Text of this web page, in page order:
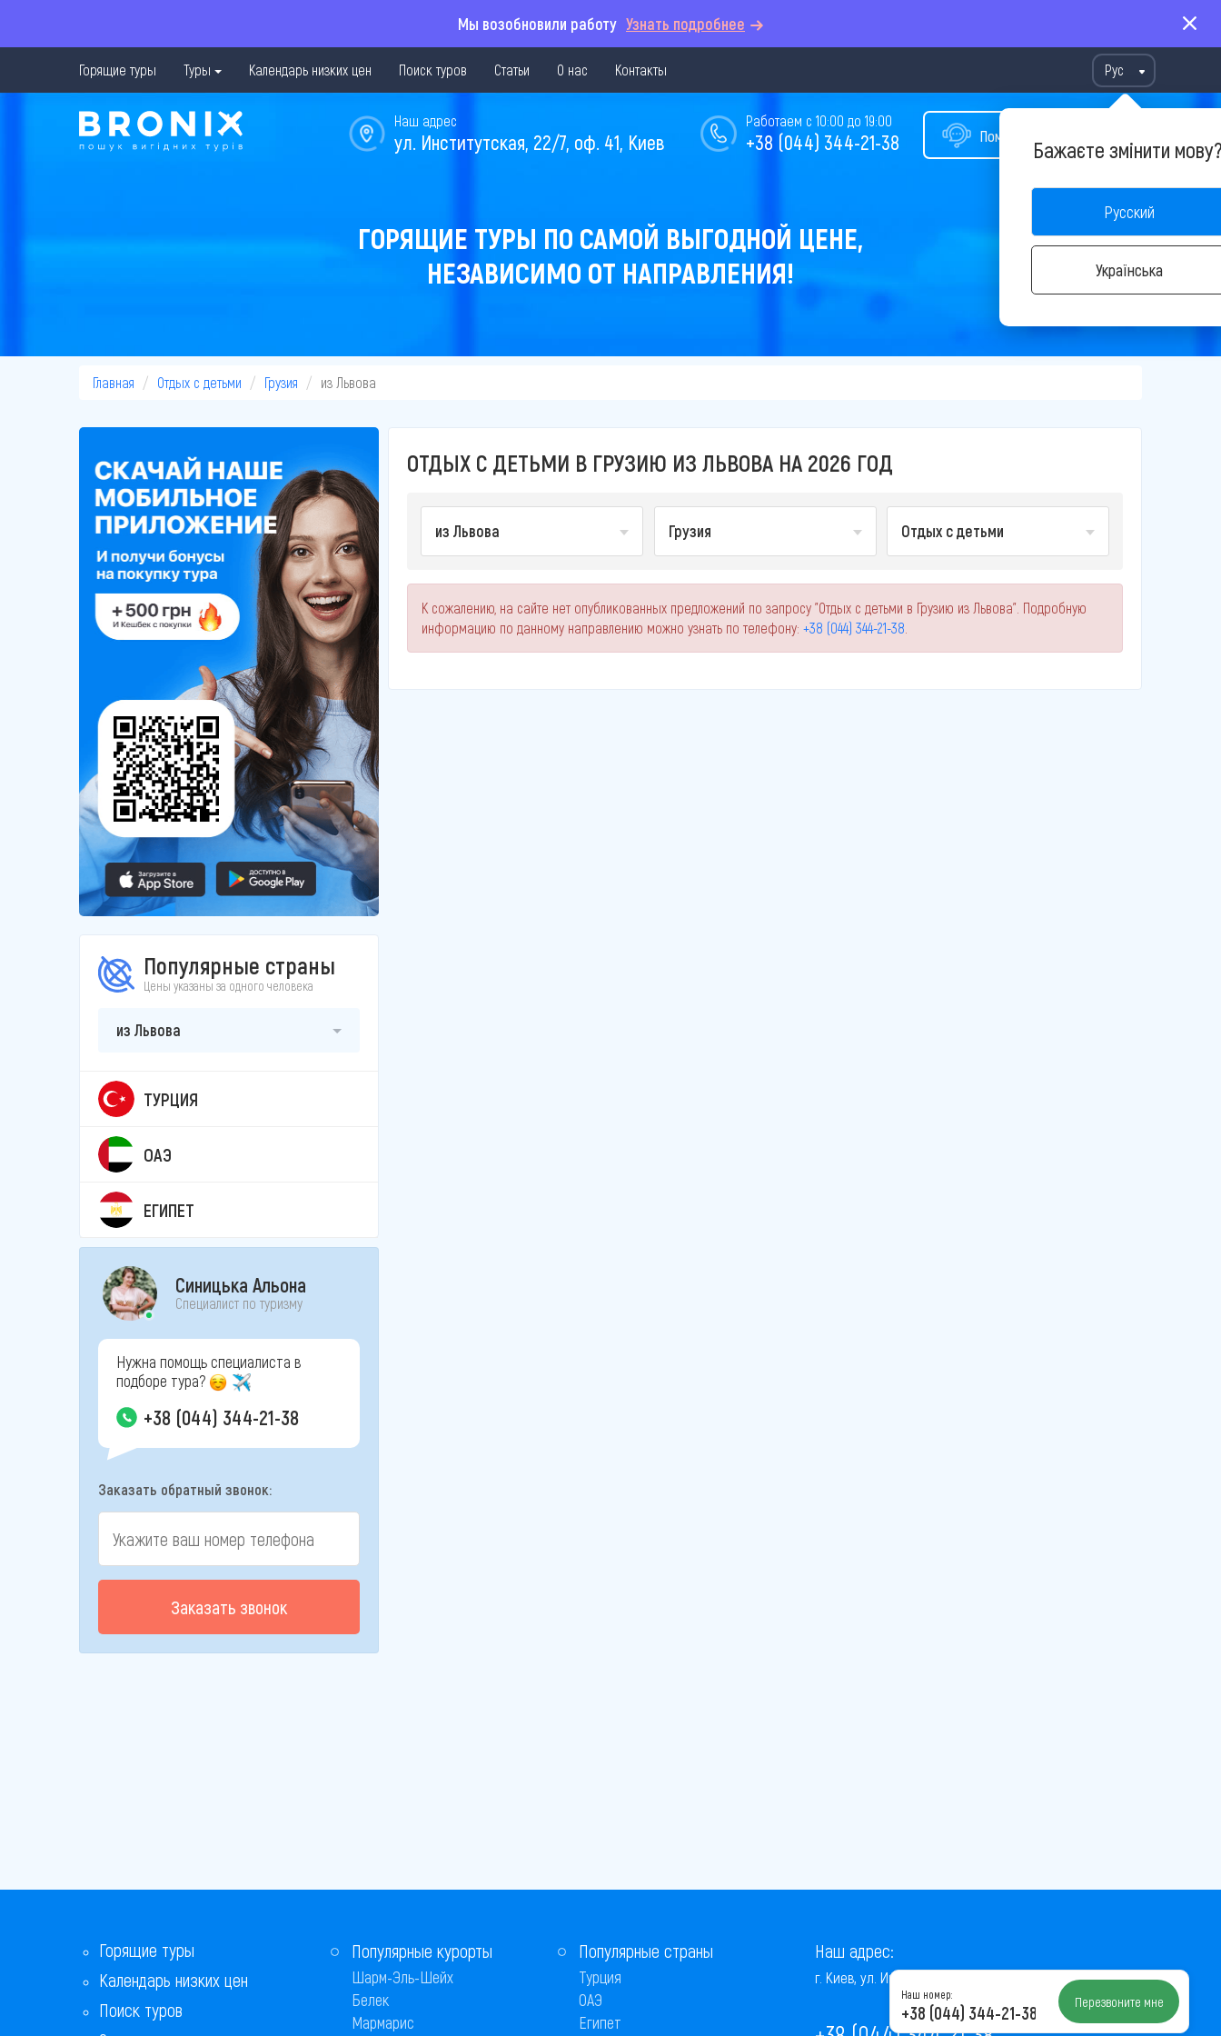
Мы возобновили работу Узнать подробнее
Горящие туры Туры Календарь низких цен Поиск туров Статьи О нас Контакты Рус
Бажаєте змінити
Русский
Українська
Помощь в подборе тура
Работаем с 10:00 до 19:00
+38 (044) 344-21-38
Наш адрес
ул. Институтская, 22/7, оф. 41, Киев
ГОРЯЩИЕ ТУРЫ ПО САМОЙ ВЫГОДНОЙ ЦЕНЕ,
НЕЗАВИСИМО ОТ НАПРАВЛЕНИЯ!
Главная Отдых с детьми Грузия из Львова
Популярные страны
Цены указаны за одного человека
из Львова
ТУРЦИЯ
ОАЭ
ЕГИПЕТ
Синицька Альона
Специалист по туризму
Нужна помощь специалиста в
подборе тура?
+38 (044) 344-21-38
Заказать обратный звонок:
Заказать звонок
ОТДЫХ С ДЕТЬМИ В ГРУЗИЮ ИЗ ЛЬВОВА НА 2026 ГОД
из Львова Грузия Отдых с детьми
К сожалению, на сайте нет опубликованных предложений по запросу "Отдых с детьми в Грузию из Львова". Подробную
информацию по данному направлению можно узнать по телефону: +38 (044) 344-21-38
Горящие туры
Календарь низких цен
Поиск туров
Популярные курорты
Шарм-Эль-Шейх
Белек
Мармарис
Популярные страны
Турция
ОАЭ
Египет
Наш адрес:
г. Киев, ул. Институтская, 22/7, оф. 41
Наш номер:
+38 (044) 344-21-38 Перезвоните мне